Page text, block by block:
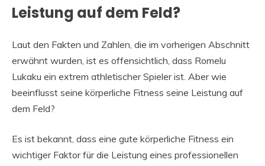
Leistung auf dem Feld?
Laut den Fakten und Zahlen, die im vorherigen Abschnitt
erwähnt wurden, ist es offensichtlich, dass Romelu
Lukaku ein extrem athletischer Spieler ist. Aber wie
beeinflusst seine körperliche Fitness seine Leistung auf
dem Feld?
Es ist bekannt, dass eine gute körperliche Fitness ein
wichtiger Faktor für die Leistung eines professionellen